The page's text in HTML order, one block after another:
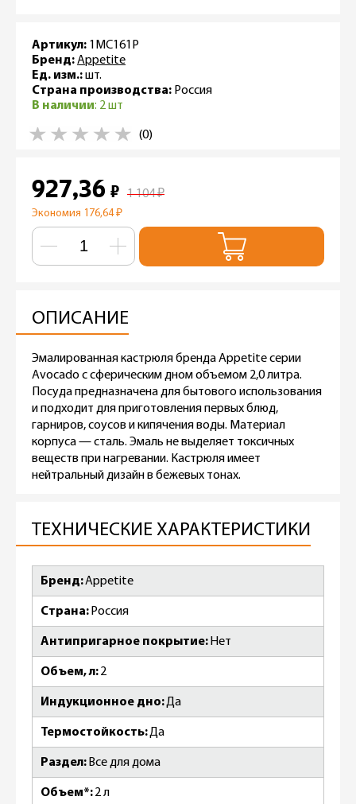
Артикул: 1MC161P
Бренд:Appetite
Ед. изм.:шт.
Страна производства: Россия
В наличии: 2 шт
(0)
1 104₽
927,36 ₽
Экономия 176,64₽
ОПИСАНИЕ
Эмалированная кастрюля бренда Appetite серии
Avocado с сферическим дном объемом 2,0 литра.
Посуда предназначена для бытового использования
и подходит для приготовления первых блюд,
гарниров, соусов и кипячения воды. Материал
корпуса — сталь. Эмаль не выделяет токсичных
веществ при нагревании. Кастрюля имеет
нейтральный дизайн в бежевых тонах.
ТЕХНИЧЕСКИЕ ХАРАКТЕРИСТИКИ
БрендAppetite
Страна Россия
Антипригарное покрытие Нет
Объем, л 2
Индукционное дноДа
ТермостойкостьДа
Раздел Все для дома
Объем* 2 л